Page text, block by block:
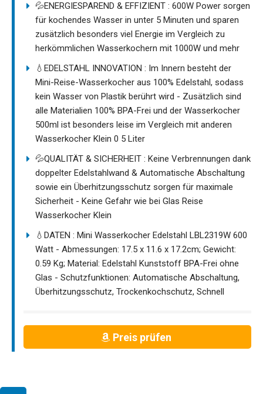
💦ENERGIESPAREND & EFFIZIENT : 600W Power sorgen
für kochendes Wasser in unter 5 Minuten und sparen
zusätzlich besonders viel Energie im Vergleich zu
herkömmlichen Wasserkochern mit 1000W und mehr
💧EDELSTAHL INNOVATION : Im Innern besteht der
Mini-Reise-Wasserkocher aus 100% Edelstahl, sodass
kein Wasser von Plastik berührt wird - Zusätzlich sind
alle Materialien 100% BPA-Frei und der Wasserkocher
500ml ist besonders leise im Vergleich mit anderen
Wasserkocher Klein 0 5 Liter
💦QUALITÄT & SICHERHEIT : Keine Verbrennungen dank
doppelter Edelstahlwand & Automatische Abschaltung
sowie ein Überhitzungsschutz sorgen für maximale
Sicherheit - Keine Gefahr wie bei Glas Reise
Wasserkocher Klein
💧DATEN : Mini Wasserkocher Edelstahl LBL2319W 600
Watt - Abmessungen: 17.5 x 11.6 x 17.2cm; Gewicht:
0.59 Kg; Material: Edelstahl Kunststoff BPA-Frei ohne
Glas - Schutzfunktionen: Automatische Abschaltung,
Überhitzungsschutz, Trockenkochschutz, Schnell
Preis prüfen